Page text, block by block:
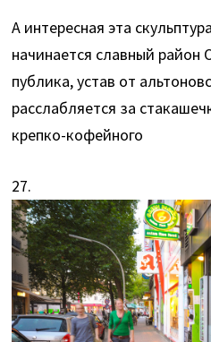
А интересная эта
начинается славный район
публика, устав от
расслабляется за
крепко-кофейного
27.